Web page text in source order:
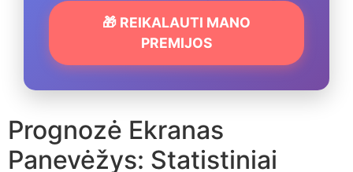
🎁 REIKALAUTI MANO
PREMIJOS
Prognozė Ekranas
Panevėžys: Statistiniai